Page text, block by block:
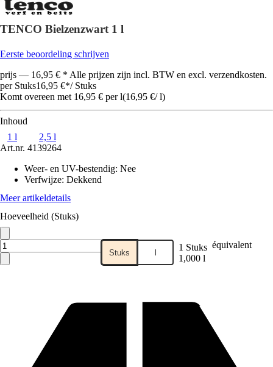
TENCO Bielzenzwart 1 l
Eerste beoordeling schrijven
prijs — 16,95 € * Alle prijzen zijn incl. BTW en excl. verzendkosten.
per Stuks16,95 €*/ Stuks
Komt overeen met 16,95 € per l(16,95 €/ l)
Inhoud
1 l
2,5 l
Art.nr. 4139264
Weer- en UV-bestendig: Nee
Verfwijze: Dekkend
Meer artikeldetails
Hoeveelheid (Stuks)
Stuks l 1 Stuks équivalent
1,000 l